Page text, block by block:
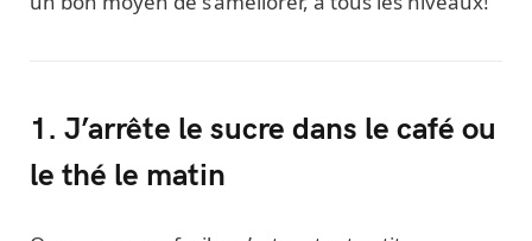
1. J’arrête le sucre dans le café ou
le thé le matin